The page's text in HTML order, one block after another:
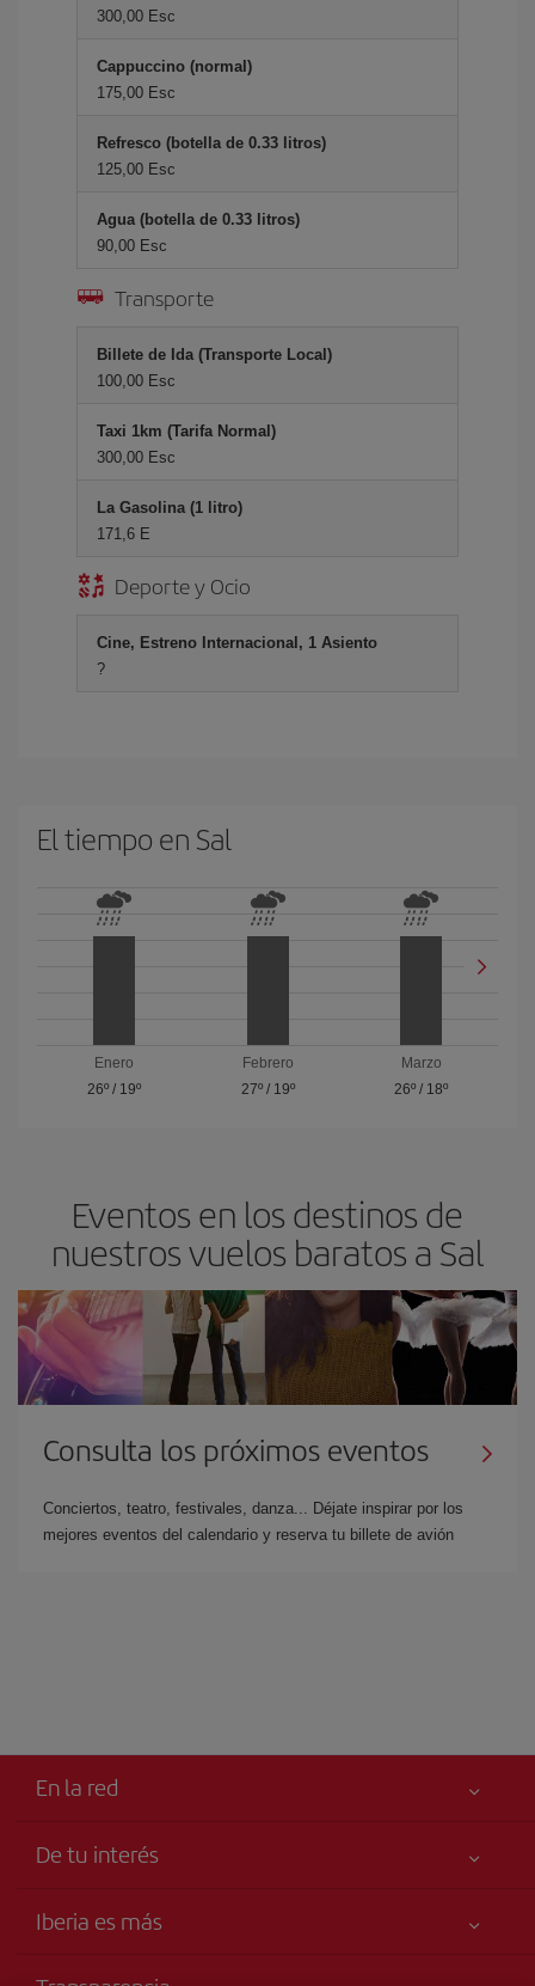
300,00 Esc
Cappuccino (normal)
175,00 Esc
Refresco (botella de 0.33 litros)
125,00 Esc
Agua (botella de 0.33 litros)
90,00 Esc
Transporte
Billete de Ida (Transporte Local)
100,00 Esc
Taxi 1km (Tarifa Normal)
300,00 Esc
La Gasolina (1 litro)
171,6 E
Deporte y Ocio
Cine, Estreno Internacional, 1 Asiento
?
El tiempo en Sal
Enero
26º/ 19º
Febrero
27º/ 19º
Marzo
26º / 18º
Eventos en los destinos de
nuestros vuelos baratos a Sal
Consulta los próximos eventos
Conciertos, teatro, festivales, danza... Déjate inspirar por los
mejores eventos del calendario y reserva tu billete de avión
En la red
De tu interés
Accesibilidad
Iberia es más